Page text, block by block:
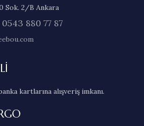
Sok. 2/B Ankara
0543 880 77 87
kartlarına alışveriş imkanı.